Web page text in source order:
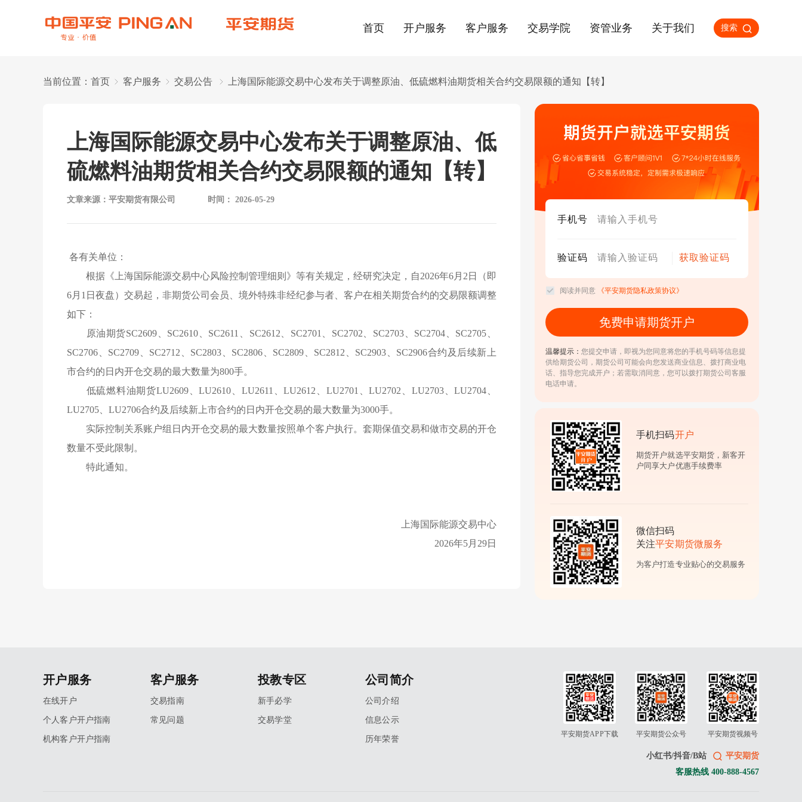
首页 开户服务 客户服务 交易学院 资管业务 关于我们 搜索
当前位置： 首页 客户服务 交易公告 上海国际能源交易中心发布关于调整原油、低硫燃料油期货相关合约交易限额的通知【转】
上海国际能源交易中心发布关于调整原油、低
硫燃料油期货相关合约交易限额的通知【转】
文章来源： 平安期货有限公司 时间： 2026-05-29
各有关单位：
根据《上海国际能源交易中心风险控制管理细则》等有关规定，经研究决定，自2026年6月2日（即
6月1日夜盘）交易起，非期货公司会员、境外特殊非经纪参与者、客户在相关期货合约的交易限额调整
如下：
原油期货SC2609、SC2610、SC2611、SC2612、SC2701、SC2702、SC2703、SC2704、SC2705、
SC2706、SC2709、SC2712、SC2803、SC2806、SC2809、SC2812、SC2903、SC2906合约及后续新上
市合约的日内开仓交易的最大数量为800手。
低硫燃料油期货LU2609、LU2610、LU2611、LU2612、LU2701、LU2702、LU2703、LU2704、
LU2705、LU2706合约及后续新上市合约的日内开仓交易的最大数量为3000手。
实际控制关系账户组日内开仓交易的最大数量按照单个客户执行。套期保值交易和做市交易的开仓
数量不受此限制。
特此通知。
上海国际能源交易中心
2026年5月29日
手机号
验证码 获取验证码
阅读并同意 《平安期货隐私政策协议》
免费申请期货开户
温馨提示： 您提交申请，即视为您同意将您的手机号码等信息提
供给期货公司，期货公司可能会向您发送商业信息、拨打商业电
话、指导您完成开户；若需取消同意，您可以拨打期货公司客服
电话申请。
手机扫码开户
期货开户就选平安期货，新客开
户同享大户优惠手续费率
微信扫码
关注平安期货微服务
为客户打造专业贴心的交易服务
开户服务
在线开户
个人客户开户指南
机构客户开户指南
客户服务
交易指南
常见问题
投教专区
新手必学
交易学堂
公司简介
公司介绍
信息公示
历年荣誉
平安期货APP下载 平安期货公众号 平安期货视频号
小红书/抖音/B站
平安期货
客服热线 400-888-4567